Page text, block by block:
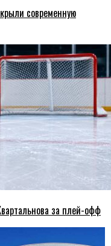
современную
за плей-офф